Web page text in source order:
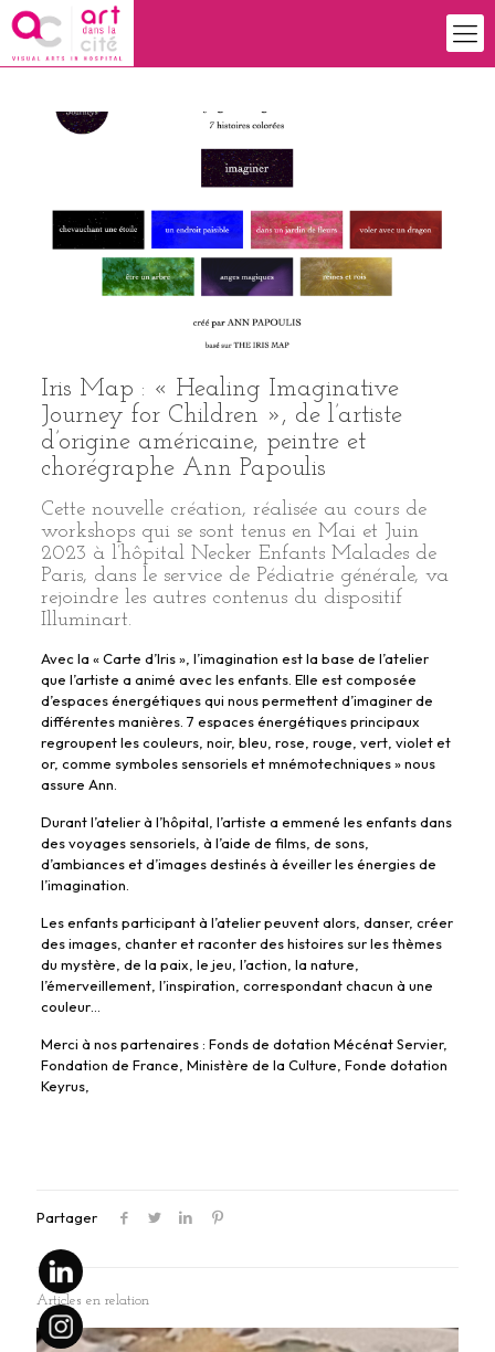
Iris Map : « Healing Imaginative
Journey for Children », de l’artiste
d’origine américaine, peintre et
chorégraphe Ann Papoulis
Cette nouvelle création, réalisée au cours de
workshops qui se sont tenus en Mai et Juin
2023 à l’hôpital Necker Enfants Malades de
Paris, dans le service de Pédiatrie générale, va
rejoindre les autres contenus du dispositif
Illuminart.
Avec la « Carte d’Iris », l’imagination est la base de l’atelier
que l’artiste a animé avec les enfants. Elle est composée
d’espaces énergétiques qui nous permettent d’imaginer de
différentes manières. 7 espaces énergétiques principaux
regroupent les couleurs, noir, bleu, rose, rouge, vert, violet et
or, comme symboles sensoriels et mnémotechniques » nous
assure Ann.
Durant l’atelier à l’hôpital, l’artiste a emmené les enfants dans
des voyages sensoriels, à l’aide de films, de sons,
d’ambiances et d’images destinés à éveiller les énergies de
l’imagination.
Les enfants participant à l’atelier peuvent alors, danser, créer
des images, chanter et raconter des histoires sur les thèmes
du mystère, de la paix, le jeu, l’action, la nature,
l’émerveillement, l’inspiration, correspondant chacun à une
couleur…
Merci à nos partenaires : Fonds de dotation Mécénat Servier,
Fondation de France, Ministère de la Culture, Fonde dotation
Keyrus,
Partager
Articles en relation